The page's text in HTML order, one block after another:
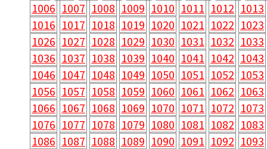
1006 1007 1008 1009 1010 1011 1012 1013
1016 1017 1018 1019 1020 1021 1022 1023
1026 1027 1028 1029 1030 1031 1032 1033
1036 1037 1038 1039 1040 1041 1042 1043
1046 1047 1048 1049 1050 1051 1052 1053
1056 1057 1058 1059 1060 1061 1062 1063
1066 1067 1068 1069 1070 1071 1072 1073
1076 1077 1078 1079 1080 1081 1082 1083
1086 1087 1088 1089 1090 1091 1092 1093